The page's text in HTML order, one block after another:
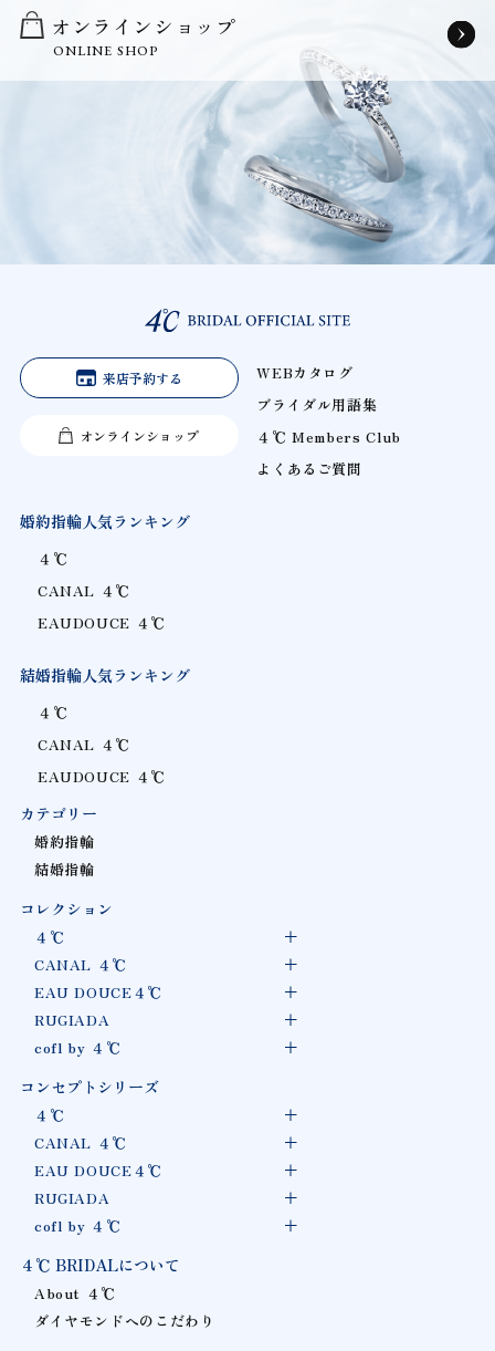
オンラインショップ
ONLINE SHOP
来店予約する
オンラインショップ
WEBカタログ
ブライダル用語集
４℃ Members Club
よくあるご質問
婚約指輪人気ランキング
４℃
CANAL ４℃
EAUDOUCE ４℃
結婚指輪人気ランキング
４℃
CANAL ４℃
EAUDOUCE ４℃
カテゴリー
婚約指輪
結婚指輪
コレクション
４℃
CANAL ４℃
EAU DOUCE４℃
RUGIADA
cofl by ４℃
コンセプトシリーズ
４℃
CANAL ４℃
EAU DOUCE４℃
RUGIADA
cofl by ４℃
４℃ BRIDALについて
About ４℃
ダイヤモンドへのこだわり